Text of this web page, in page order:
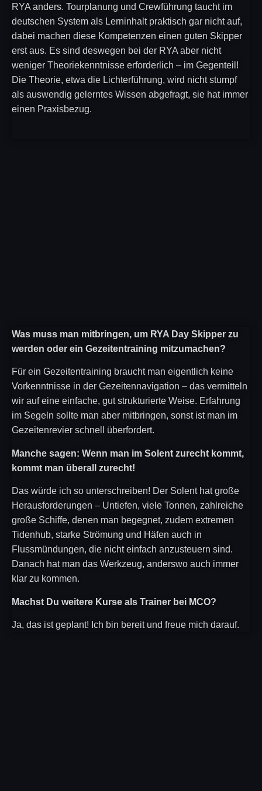
RYA anders. Tourplanung und Crewführung taucht im
deutschen System als Lerninhalt praktisch gar nicht auf,
dabei machen diese Kompetenzen einen guten Skipper
erst aus. Es sind deswegen bei der RYA aber nicht
weniger Theoriekenntnisse erforderlich – im Gegenteil!
Die Theorie, etwa die Lichterführung, wird nicht stumpf
als auswendig gelerntes Wissen abgefragt, sie hat immer
einen Praxisbezug.
Was muss man mitbringen, um RYA Day Skipper zu
werden oder ein Gezeitentraining mitzumachen?
Für ein Gezeitentraining braucht man eigentlich keine
Vorkenntnisse in der Gezeitennavigation – das vermitteln
wir auf eine einfache, gut strukturierte Weise. Erfahrung
im Segeln sollte man aber mitbringen, sonst ist man im
Gezeitenrevier schnell überfordert.
Manche sagen: Wenn man im Solent zurecht kommt,
kommt man überall zurecht!
Das würde ich so unterschreiben! Der Solent hat große
Herausforderungen – Untiefen, viele Tonnen, zahlreiche
große Schiffe, denen man begegnet, zudem extremen
Tidenhub, starke Strömung und Häfen auch in
Flussmündungen, die nicht einfach anzusteuern sind.
Danach hat man das Werkzeug, anderswo auch immer
klar zu kommen.
Machst Du weitere Kurse als Trainer bei MCO?
Ja, das ist geplant! Ich bin bereit und freue mich darauf.